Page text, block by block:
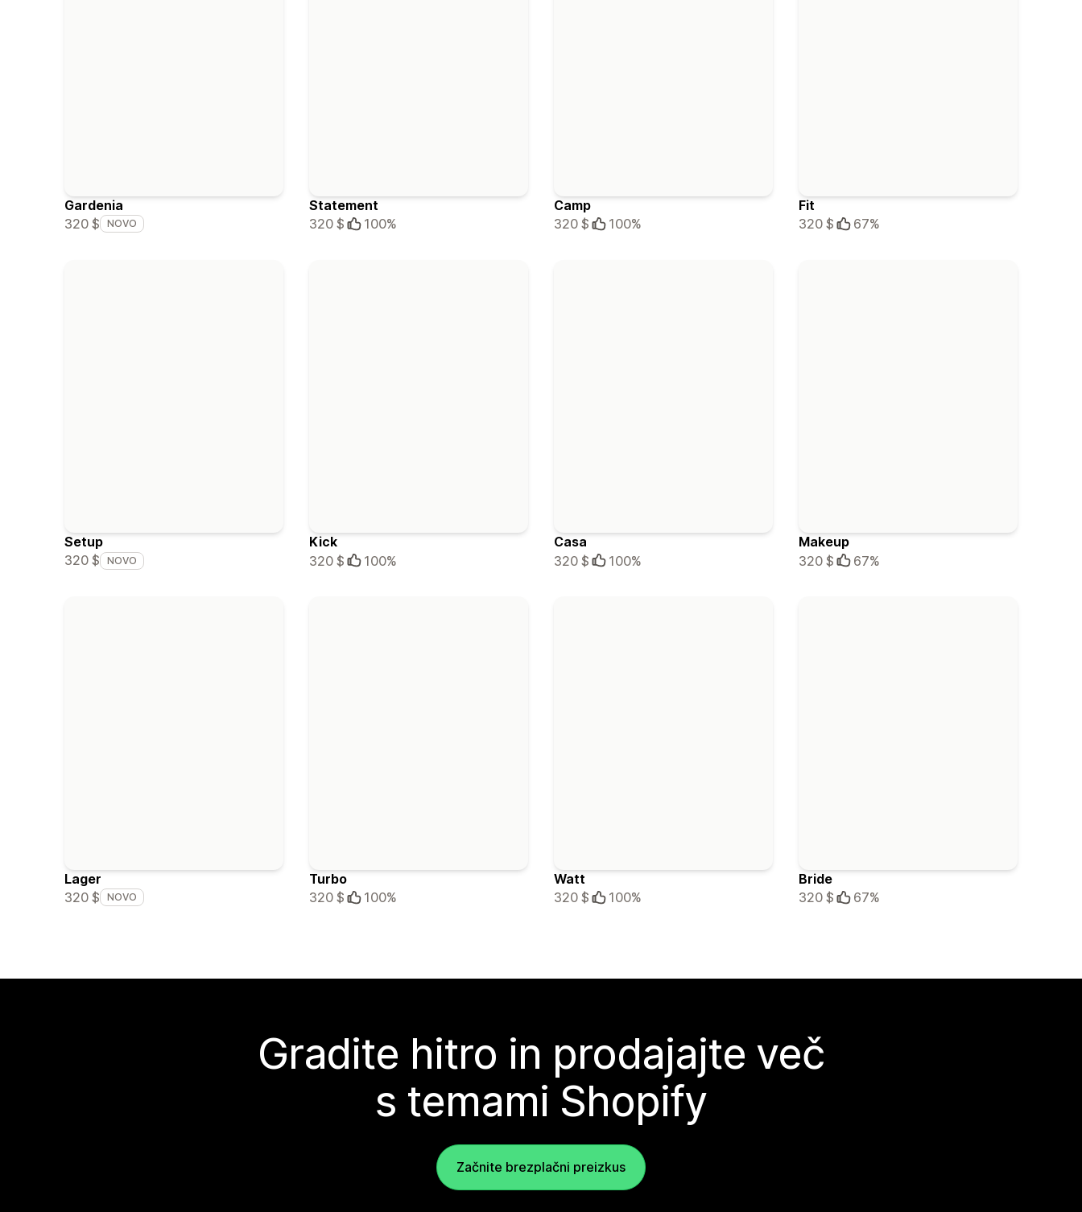
Gardenia
320 $
NOVO
Statement
320 $
100%
Camp
320 $
100%
Fit
320 $
67%
Setup
320 $
NOVO
Kick
320 $
100%
Casa
320 $
100%
Makeup
320 $
67%
Lager
320 $
NOVO
Turbo
320 $
100%
Watt
320 $
100%
Bride
320 $
67%
Gradite hitro in prodajajte več
s temami Shopify
Začnite brezplačni preizkus